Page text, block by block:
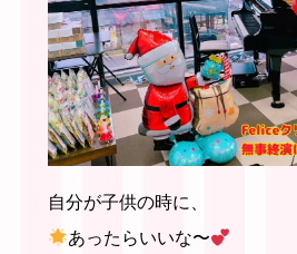
自分が子供の時に、
あったらいいな〜